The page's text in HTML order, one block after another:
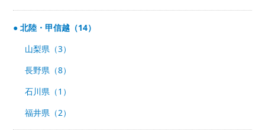
北陸・甲信越（14）
山梨県（3）
長野県（8）
石川県（1）
福井県（2）